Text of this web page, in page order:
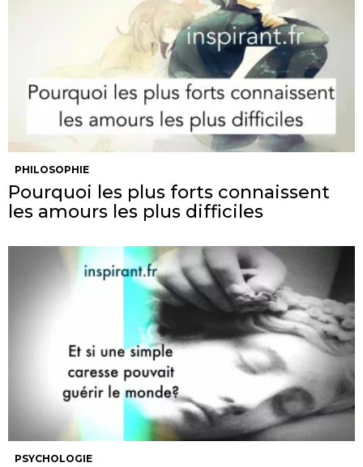
PHILOSOPHIE
Pourquoi les plus forts connaissent
les amours les plus difficiles
PSYCHOLOGIE